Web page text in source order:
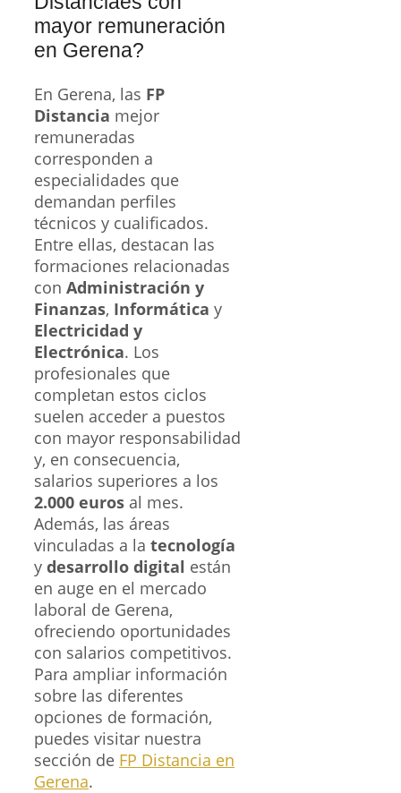
mayor remuneración
en Gerena?
En Gerena, las FP
Distancia mejor
remuneradas
corresponden a
especialidades que
demandan perfiles
técnicos y cualificados.
Entre ellas, destacan las
formaciones relacionadas
con Administración y
Finanzas, Informática y
Electricidad y
Electrónica. Los
profesionales que
completan estos ciclos
suelen acceder a puestos
con mayor responsabilidad
y, en consecuencia,
salarios superiores a los
2.000 euros al mes.
Además, las áreas
vinculadas a la tecnología
y desarrollo digital están
en auge en el mercado
laboral de Gerena,
ofreciendo oportunidades
con salarios competitivos.
Para ampliar información
sobre las diferentes
opciones de formación,
puedes visitar nuestra
sección de FP Distancia en
Gerena.